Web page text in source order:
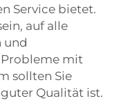
Service bietet.
auf alle
und
mit
sollten Sie
Qualität ist.